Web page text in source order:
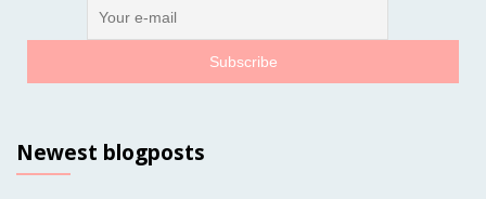
Newest blogposts